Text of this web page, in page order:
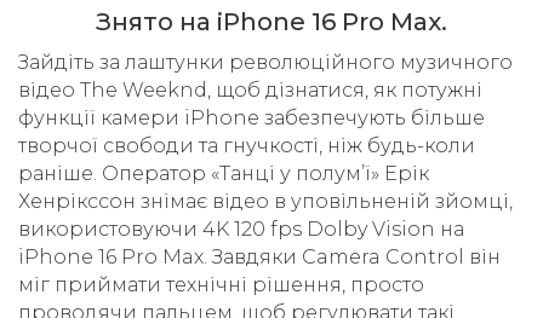
Знято на iPhone 16 Pro Max.
Зайдіть за лаштунки революційного музичного
відео The Weeknd, щоб дізнатися, як потужні
функції камери iPhone забезпечують більше
творчої свободи та гнучкості, ніж будь-коли
раніше. Оператор «Танці у полум’ї» Ерік
Хенрікссон знімає відео в уповільненій зйомці,
використовуючи 4K 120 fps Dolby Vision на
iPhone 16 Pro Max. Завдяки Camera Control він
міг приймати технічні рішення, просто
проводячи пальцем, щоб регулювати такі